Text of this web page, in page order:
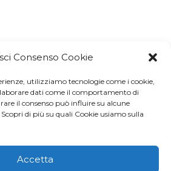
Consenso Cookie
utilizziamo tecnologie come i cookie,
dati come il comportamento di
il consenso può influire su alcune
di più su quali Cookie usiamo sulla
Accetta
aMacondo Post, la
di BuendiaBooks
La voglio!